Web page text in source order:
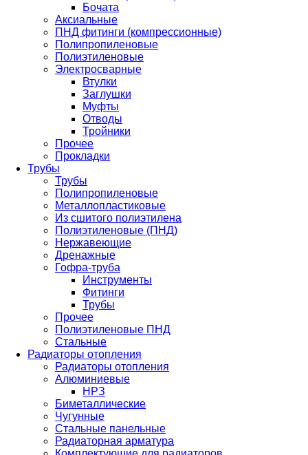
Бочата
Аксиальные
ПНД фитинги (компрессионные)
Полипропиленовые
Полиэтиленовые
Электросварные
Втулки
Заглушки
Муфты
Отводы
Тройники
Прочее
Прокладки
Трубы
Трубы
Полипропиленовые
Металлопластиковые
Из сшитого полиэтилена
Полиэтиленовые (ПНД)
Нержавеющие
Дренажные
Гофра-труба
Инструменты
Фитинги
Трубы
Прочее
Полиэтиленовые ПНД
Стальные
Радиаторы отопления
Радиаторы отопления
Алюминиевые
НРЗ
Биметаллические
Чугунные
Стальные панельные
Радиаторная арматура